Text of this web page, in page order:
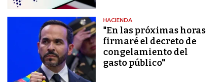
HACIENDA
"En las próximas horas
firmaré el decreto de
congelamiento del
gasto público"